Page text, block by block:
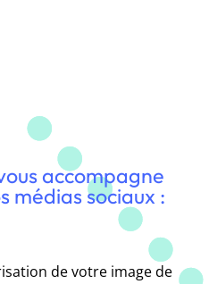
accompagne
médias sociaux :
de votre image de